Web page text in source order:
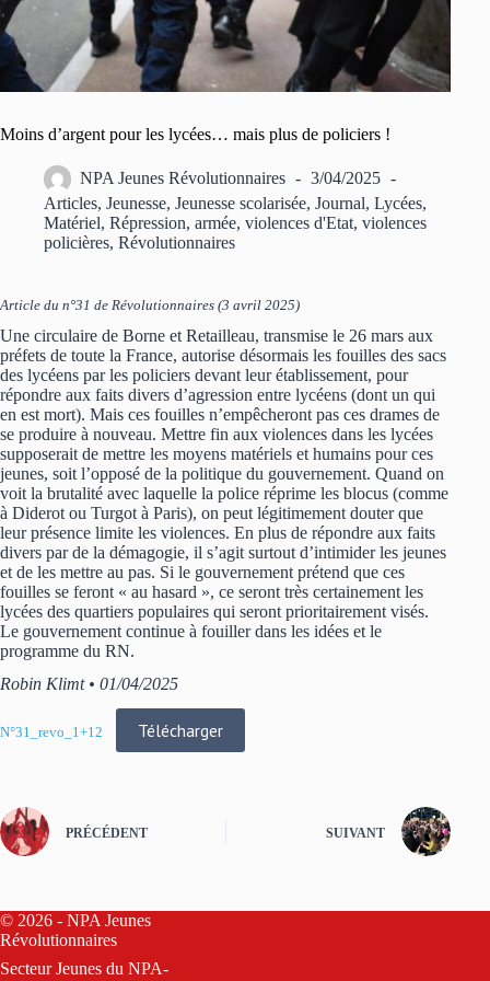
Moins d’argent pour les lycées… mais plus de policiers !
NPA Jeunes Révolutionnaires
3/04/2025
Articles, Jeunesse, Jeunesse scolarisée, Journal, Lycées,
Matériel, Répression, armée, violences d'Etat, violences
policières, Révolutionnaires
Article du n°31 de Révolutionnaires (3 avril 2025)
Une circulaire de Borne et Retailleau, transmise le 26 mars aux
préfets de toute la France, autorise désormais les fouilles des sacs
des lycéens par les policiers devant leur établissement, pour
répondre aux faits divers d’agression entre lycéens (dont un qui
en est mort). Mais ces fouilles n’empêcheront pas ces drames de
se produire à nouveau. Mettre fin aux violences dans les lycées
supposerait de mettre les moyens matériels et humains pour ces
jeunes, soit l’opposé de la politique du gouvernement. Quand on
voit la brutalité avec laquelle la police réprime les blocus (comme
à Diderot ou Turgot à Paris), on peut légitimement douter que
leur présence limite les violences. En plus de répondre aux faits
divers par de la démagogie, il s’agit surtout d’intimider les jeunes
et de les mettre au pas. Si le gouvernement prétend que ces
fouilles se feront « au hasard », ce seront très certainement les
lycées des quartiers populaires qui seront prioritairement visés.
Le gouvernement continue à fouiller dans les idées et le
programme du RN.
Robin Klimt • 01/04/2025
N°31_revo_1+12 Télécharger
PRÉCÉDENT SUIVANT
© 2026 - NPA Jeunes
Révolutionnaires
Secteur Jeunes du NPA-